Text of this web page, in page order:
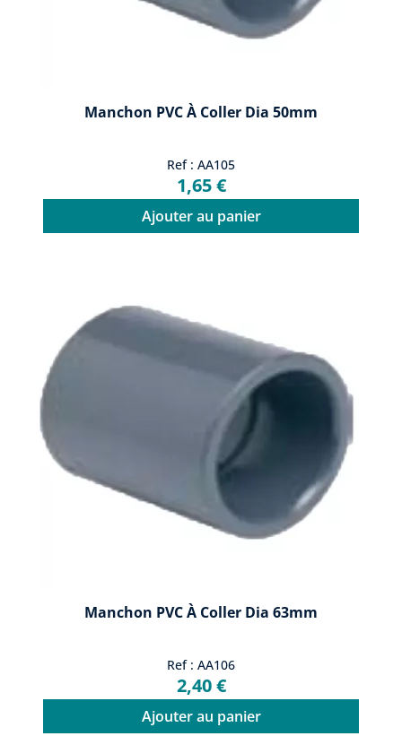
Manchon PVC À Coller Dia 50mm
Ref : AA105
1,65 €
Ajouter au panier
Manchon PVC À Coller Dia 63mm
Ref : AA106
2,40 €
Ajouter au panier